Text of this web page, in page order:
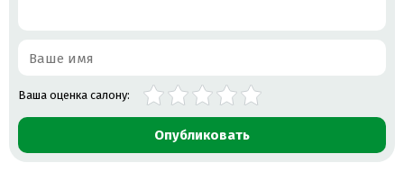
Ваша оценка салону:
Опубликовать